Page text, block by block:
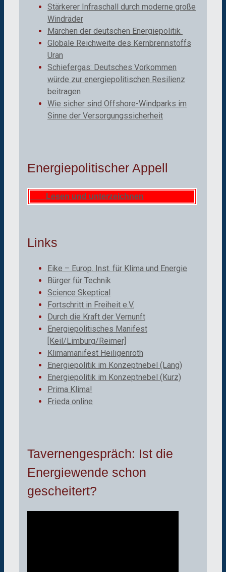
Stärkerer Infraschall durch moderne große
Windräder
Märchen der deutschen Energiepolitik
Globale Reichweite des Kernbrennstoffs
Uran
Schiefergas: Deutsches Vorkommen
würde zur energiepolitischen Resilienz
beitragen
Wie sicher sind Offshore-Windparks im
Sinne der Versorgungssicherheit
Energiepolitischer Appell
Lesen und unterzeichnen
Links
Eike – Europ. Inst. für Klima und Energie
Bürger für Technik
Science Skeptical
Fortschritt in Freiheit e.V.
Durch die Kraft der Vernunft
Energiepolitisches Manifest
[Keil/Limburg/Reimer]
Klimamanifest Heiligenroth
Energiepolitik im Konzeptnebel (Lang)
Energiepolitik im Konzeptnebel (Kurz)
Prima Klima!
Frieda online
Tavernengespräch: Ist die
Energiewende schon
gescheitert?